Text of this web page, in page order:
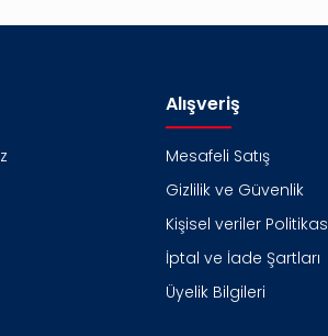
Alışveriş
Mesafeli Satış
Gizlilik ve Güvenlik
Kişisel veriler
İptal ve İade Şartları
Üyelik Bilgileri